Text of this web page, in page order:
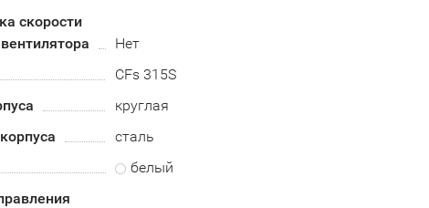
скорости
Нет
CFs 315S
круглая
сталь
белый